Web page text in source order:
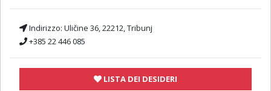
Indirizzo: Uličine 36, 22212, Tribunj
+385 22 446 085
LISTA DEI DESIDERI